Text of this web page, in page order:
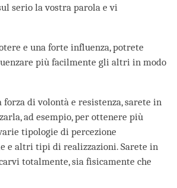
serio la vostra parola e vi
e una forte influenza, potrete
più facilmente gli altri in modo
forza di volontà e resistenza, sarete in
ad esempio, per ottenere più
tipologie di percezione
e altri tipi di realizzazioni. Sarete in
totalmente, sia fisicamente che